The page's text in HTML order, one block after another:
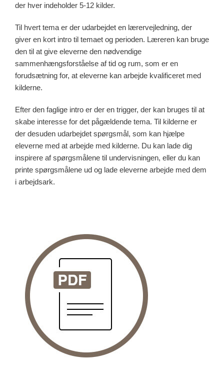
der hver indeholder 5-12 kilder.
Til hvert tema er der udarbejdet en lærervejledning, der
giver en kort intro til temaet og perioden. Læreren kan bruge
den til at give eleverne den nødvendige
sammenhængsforståelse af tid og rum, som er en
forudsætning for, at eleverne kan arbejde kvalificeret med
kilderne.
Efter den faglige intro er der en trigger, der kan bruges til at
skabe interesse for det pågældende tema. Til kilderne er
der desuden udarbejdet spørgsmål, som kan hjælpe
eleverne med at arbejde med kilderne. Du kan lade dig
inspirere af spørgsmålene til undervisningen, eller du kan
printe spørgsmålene ud og lade eleverne arbejde med dem
i arbejdsark.